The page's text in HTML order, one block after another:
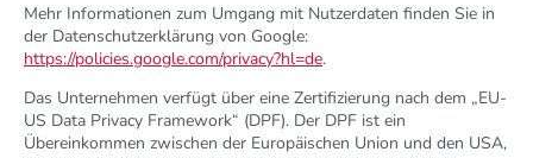
Mehr Informationen zum Umgang mit Nutzerdaten finden Sie in
der Datenschutzerklärung von Google:
https://policies.google.com/privacy?hl=de.
Das Unternehmen verfügt über eine Zertifizierung nach dem „EU-
US Data Privacy Framework“ (DPF). Der DPF ist ein
Übereinkommen zwischen der Europäischen Union und den USA,